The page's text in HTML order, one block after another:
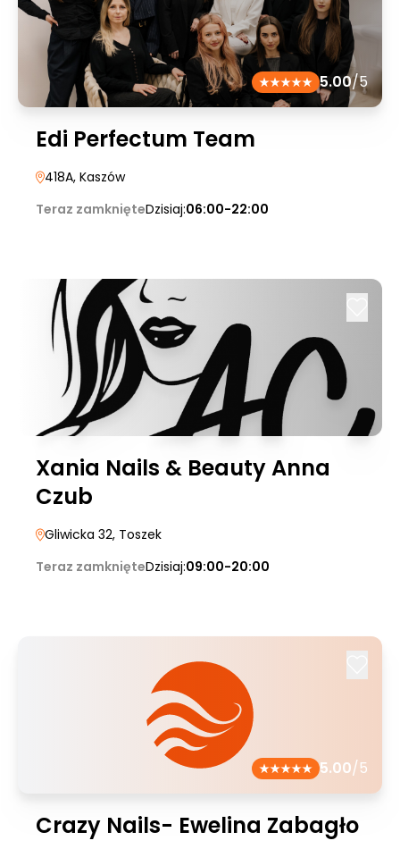
5.00/5
Edi Perfectum Team
418A, Kaszów
Teraz zamknięteDzisiaj:06:00-22:00
Xania Nails & Beauty Anna
Czub
Gliwicka 32, Toszek
Teraz zamknięteDzisiaj:09:00-20:00
5.00/5
Crazy Nails- Ewelina Zabagło